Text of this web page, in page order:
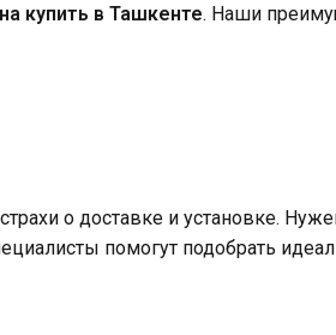
купить в Ташкенте. Наши
о доставке и установке.
помогут подобрать